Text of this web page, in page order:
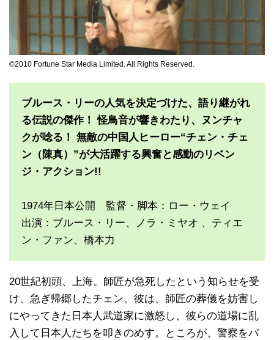
©2010 Fortune Star Media Limited. All Rights Reserved.
ブルース・リーの人気を決定づけた、語り継がれ
る伝説の傑作！ 怪鳥音が響きわたり、ヌンチャ
クが唸る！ 無敵の中国人ヒーロー“チェン・チェ
ン（陳真）”が大活躍する興奮と感動のリベン
ジ・アクション!!
1974年日本公開 監督・脚本：ロー・ウェイ
出演：ブルース・リー、ノラ・ミヤオ 、ティエ
ン・ファン、橋本力
20世紀初頭、上海。師匠が急死したという知らせを受
け、急ぎ帰郷したチェン。彼は、師匠の葬儀を妨害し
にやってきた日本人武道家に激怒し、彼らの道場に乱
入して日本人たちを叩きのめす。ところが、警察をバ